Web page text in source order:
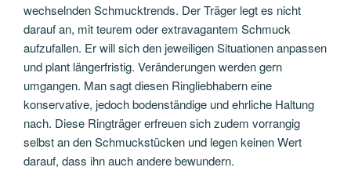
wechselnden Schmucktrends. Der Träger legt es nicht
darauf an, mit teurem oder extravagantem Schmuck
aufzufallen. Er will sich den jeweiligen Situationen anpassen
und plant längerfristig. Veränderungen werden gern
umgangen. Man sagt diesen Ringliebhabern eine
konservative, jedoch bodenständige und ehrliche Haltung
nach. Diese Ringträger erfreuen sich zudem vorrangig
selbst an den Schmuckstücken und legen keinen Wert
darauf, dass ihn auch andere bewundern.